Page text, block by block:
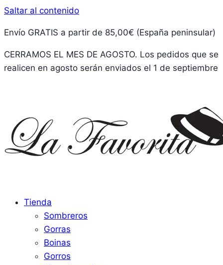
Saltar al contenido
Envío GRATIS a partir de 85,00€ (España peninsular)
CERRAMOS EL MES DE AGOSTO. Los pedidos que se
realicen en agosto serán enviados el 1 de septiembre
Tienda
Sombreros
Gorras
Boinas
Gorros